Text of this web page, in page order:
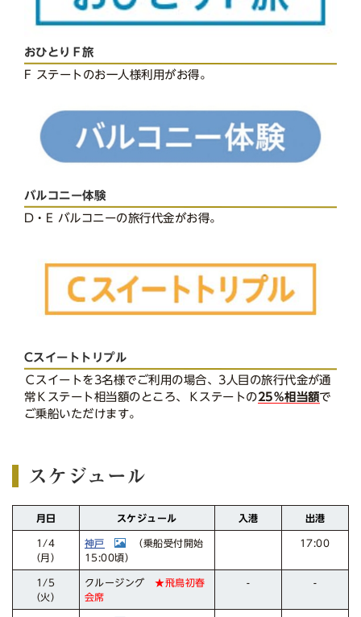
おひとりＦ旅
F ステートのお一人様利用がお得。
バルコニー体験
D・E バルコニーの旅行代金がお得。
Cスイートトリプル
Ｃスイートを3名様でご利用の場合、3人目の旅行代金が通
常Ｋステート相当額のところ、Ｋステートの25％相当額で
ご乗船いただけます。
スケジュール
月日 スケジュール 入港 出港
1/4
（月）
神戸 （乗船受付開始
15:00頃）
17:00
1/5
（火）
クルージング ★飛鳥初春
会席
- -